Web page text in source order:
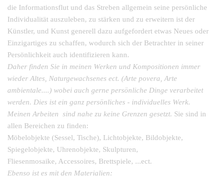
die Informationsflut und das Streben allgemein seine persönliche
Individualität auszuleben, zu stärken und zu erweitern ist der
Künstler, und Kunst generell dazu aufgefordert etwas Neues oder
Einzigartiges zu schaffen, wodurch sich der Betrachter in seiner
Persönlichkeit auch identifizieren kann.
Daher finden Sie in meinen Werken und Kompositionen immer
wieder Altes, Naturgewachsenes ect. (Arte povera, Arte
ambientale....) wobei auch gerne persönliche Dinge verarbeitet
werden. Dies ist ein ganz persönliches - individuelles Werk.
Meinen Arbeiten sind nahe zu keine Grenzen gesetzt. Sie sind in
allen Bereichen zu finden:
Möbelobjekte (Sessel, Tische), Lichtobjekte, Bildobjekte,
Spiegelobjekte, Uhrenobjekte, Skulpturen,
Fliesenmosaike, Accessoires, Brettspiele, ...ect.
Ebenso ist es mit den Materialien: